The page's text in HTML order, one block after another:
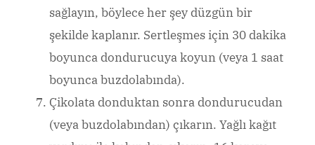
sağlayın, böylece her şey düzgün bir
şekilde kaplanır. Sertleşmes için 30 dakika
boyunca dondurucuya koyun (veya 1 saat
boyunca buzdolabında).
Çikolata donduktan sonra dondurucudan
(veya buzdolabından) çıkarın. Yağlı kağıt